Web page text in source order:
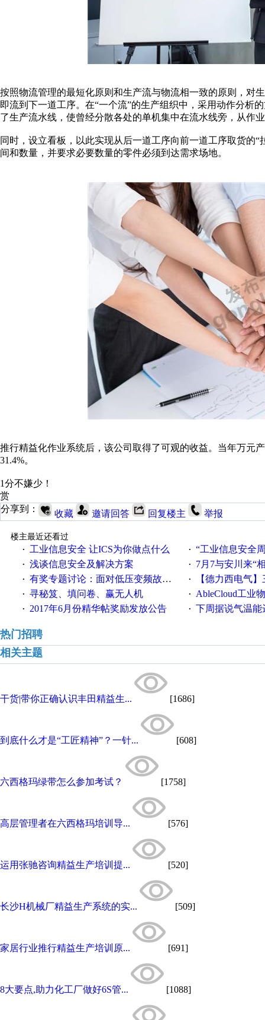
按照物流管理的最短化原则和生产流与物流相一致的原则，对
即流到下一道工序。在“一个流”的生产组织中，采用动作分析
了生产流水线，使曾经分散各处的单机集中在流水线旁，从作
同时，设立看板，以此实现从后一道工序向前一道工序取货的
间和数量，并要求必要数量的零件必须到达需求场地。
推行精益化作业系统后，该公司取得了可观的收益。当年万元
31.4%。
1分不嫌少！
赏
分享到：
收藏 邀请回答 回复楼主 举报
楼主最近还看过
·
工业信息安全 让ICS为你做点什么 · “工业信息安全周之我见”
· 浅谈信息安全及解决方案 · 7月7与安川来“
· 有奖专题讨论：面对低压变频故障，老手是这样解决的！ · 【德力西电气】三
· 寻秘笈、填问卷、赢无人机 · AbleCloud工业物联
· 2017年6月份精华帖奖励发放公告 · 下周据说气温能
热门招聘
相关主题
干货|带你正确认识丰田精益生... [1686]
到底什么才是“工匠精神”？一针... [608]
六西格玛绿带怎么参加考试？ [1758]
高层管理者在六西格玛培训导... [576]
运用张驰咨询精益生产培训提... [520]
长沙H机械厂精益生产系统的实... [509]
家居行业推行精益生产培训原... [691]
8大要点,助力化工厂做好6S管... [1088]